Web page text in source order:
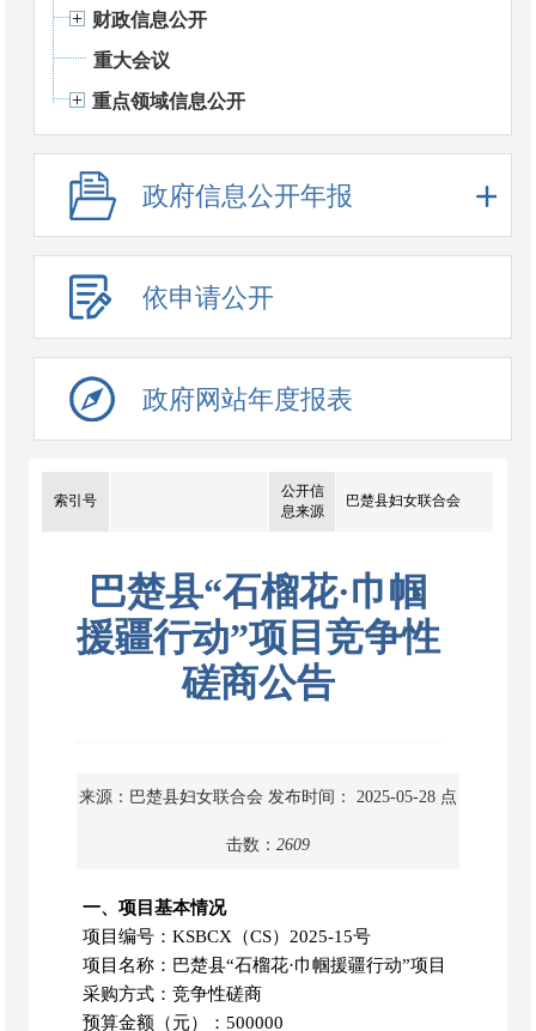
财政信息公开
重大会议
重点领域信息公开
政府信息公开年报
依申请公开
政府网站年度报表
索引号
公开信
息来源
巴楚县妇女联合会
巴楚县“石榴花·巾帼
援疆行动”项目竞争性
磋商公告
来源：巴楚县妇女联合会 发布时间： 2025-05-28 点
击数： 2609
一、项目基本情况
项目编号： KSBCX（CS）2025-15号
项目名称：巴楚县“石榴花·巾帼援疆行动”项目
采购方式：竞争性磋商
预算金额（元）： 500000